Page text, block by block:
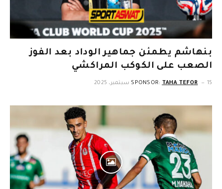
بنهاشم يطمئن جماهير الوداد بعد الفوز
الصعب على الكوكب المراكشي
SPONSOR: TAHA TEFOR 15 سبتمبر، 2025